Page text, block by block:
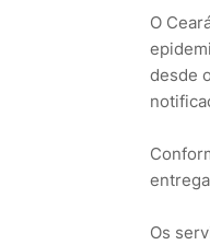
O
desde
Os